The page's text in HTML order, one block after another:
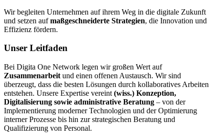
Wir begleiten Unternehmen auf ihrem Weg in die digitale Zukunft
und setzen aufmaßgeschneiderte Strategien, die Innovation und
Effizienz fördern.
Unser Leitfaden
Bei Digita One Network legen wir großen Wert auf
Zusammenarbeit und einen offenen Austausch. Wir sind
überzeugt, dass die besten Lösungen durch kollaboratives Arbeiten
entstehen. Unsere Expertise vereint (wiss.) Konzeption,
Digitalisierung sowie administrative Beratung – von der
Implementierung moderner Technologien und der Optimierung
interner Prozesse bis hin zur strategischen Beratung und
Qualifizierung von Personal.